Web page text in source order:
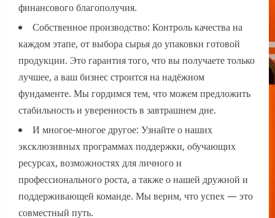
финансового благополучия.
Собственное производство: Контроль качества на
каждом этапе, от выбора сырья до упаковки готовой
продукции. Это гарантия того, что вы получаете только
лучшее, а ваш бизнес строится на надёжном
фундаменте. Мы гордимся тем, что можем предложить
стабильность и уверенность в завтрашнем дне.
И многое-многое другое: Узнайте о наших
эксклюзивных программах поддержки, обучающих
ресурсах, возможностях для личного и
профессионального роста, а также о нашей дружной и
поддерживающей команде. Мы верим, что успех — это
совместный путь.